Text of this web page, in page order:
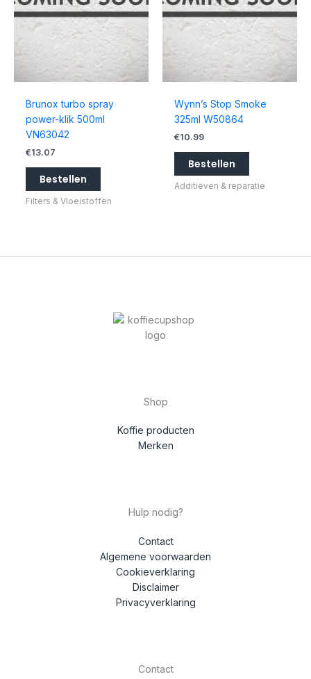
Brunox turbo spray
power-klik 500ml
VN63042
€13.07
Bestellen
Filters & Vloeistoffen
Wynn’s Stop Smoke
325ml W50864
€10.99
Bestellen
Additieven & reparatie
Shop
Koffie producten
Merken
Hulp nodig?
Contact
Algemene voorwaarden
Cookieverklaring
Disclaimer
Privacyverklaring
Contact